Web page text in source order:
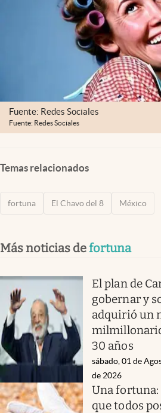
Fuente: Redes Sociales
Fuente: Redes Sociales
Temas relacionados
fortuna El Chavo del 8 México
Más noticias defortuna
El plan de
gobernar y
adquirió un
30 años
sábado, 01 de
de 2026
Una
que todos